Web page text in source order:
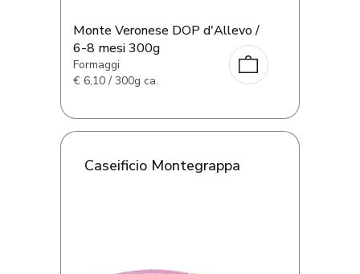
Monte Veronese DOP d'Allevo /
6-8 mesi 300g
Formaggi
€ 6,10 / 300g ca.
Caseificio Montegrappa